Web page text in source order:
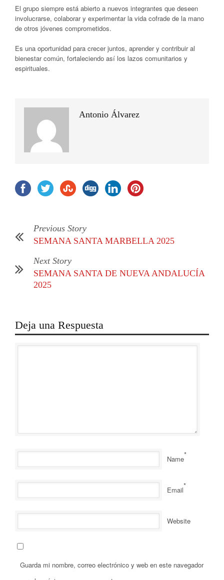
El grupo siempre está abierto a nuevos integrantes que deseen
involucrarse, colaborar y experimentar la vida cofrade de la mano
de otros jóvenes comprometidos.
Es una oportunidad para crecer juntos, aprender y contribuir al
bienestar común, fortaleciendo así los lazos comunitarios y
espirituales.
Antonio Álvarez
Previous Story
SEMANA SANTA MARBELLA 2025
Next Story
SEMANA SANTA DE NUEVA ANDALUCÍA
2025
Deja una Respuesta
Name*
Email*
Website
Guarda mi nombre, correo electrónico y web en este navegador